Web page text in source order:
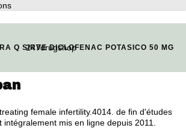
247drugshop
Q SIRVE DICLOFENAC POTASICO 50 MG
female infertility.4014. de fin d'études
mis en ligne depuis 2011.